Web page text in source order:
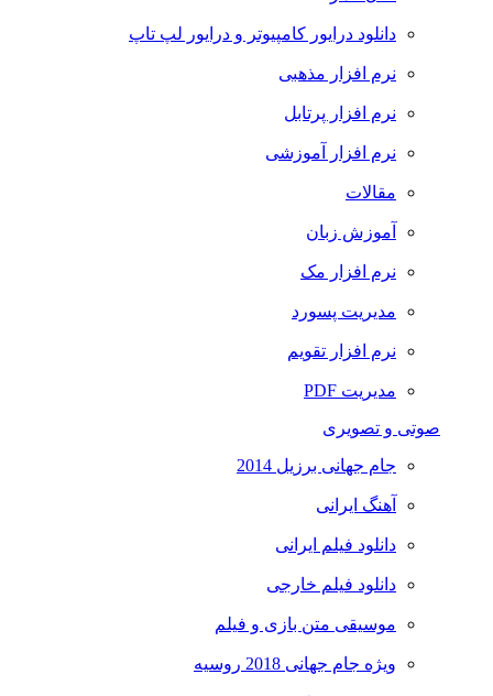
دانلود درایور کامپیوتر و درایور لپ تاپ
نرم افزار مذهبی
نرم افزار پرتابل
نرم افزار آموزشی
مقالات
آموزش زبان
نرم افزار مک
مدیریت پسورد
نرم افزار تقویم
مدیریت PDF
صوتی و تصویری
جام جهانی برزیل 2014
آهنگ ایرانی
دانلود فیلم ایرانی
دانلود فیلم خارجی
موسیقی متن بازی و فیلم
ویژه جام جهانی 2018 روسیه